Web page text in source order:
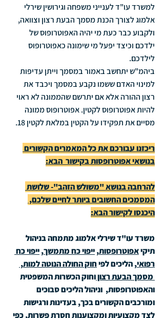
למשרד עו"ד לענייני משפחה וגירושין שירלי
אלמוג לצורך הכנת מסמך הבעת רצון וצוואה,
ולקבוע כבר כעת מי יהיה האפוטרופוס של
ילדכם וכיצד יפעל מי שימונה כאפוטרופוס
לילדכם.
ביהמ"ש יתחשב באמור במסמך וייתן עדיפות
למינוי האדם ששמו נקבע במסמך ויכבד את
רצון ההורה אלא אם יתרשם שהממונה לא ראוי
להיות אפוטרופוס לקטין. אפוטרופוס ממונה
מסיים את תפקידו על הקטין במלאת לקטין 18.
ריכזנו עבורכם את כל המאמרים הקשורים
בנושאי אפוטרופסות בקישור  הבא:
להרחבה בנושא "משולש הזהב"- שלושת
המסמכים החשובים ביותר לחיים שלכם,
היכנסו לקישור הבא:
משרד עו"ד שירלי אלמוג מתמחה בניהול
תיקי אפוטרופסות, ייפוי כח מתמשך, ייפוי כח
רפואי, הליכים לפי חוק החולה הנוטה למות,
מסמך הבעת רצון וחוק הכשרות המשפטית
והאפוטרופסות,  וניהול הליכים סבוכים
ומורכבים הקשורים בכך, בעדינות ורגישות
לצד מקצועיות ומקצוענות חסרת פשרות, כפי